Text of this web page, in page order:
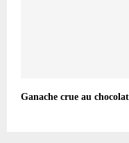
Ganache crue au chocolat